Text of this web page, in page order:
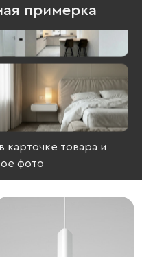
примерка
карточке товара и
фото